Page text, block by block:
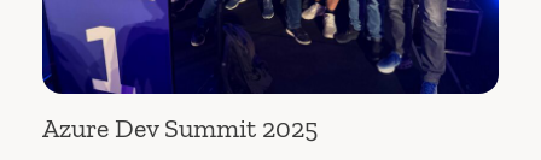
Azure Dev Summit 2025